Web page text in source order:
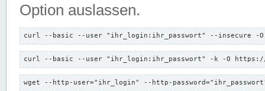
Option auslassen.
curl --basic --user "ihr_login:ihr_passwort" --insecure -
curl --basic --user "ihr_login:ihr_passwort" -k -O https://
wget --http-user="ihr_login" --http-